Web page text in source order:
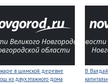
в шимской деревне
из двухэтажного дома
В